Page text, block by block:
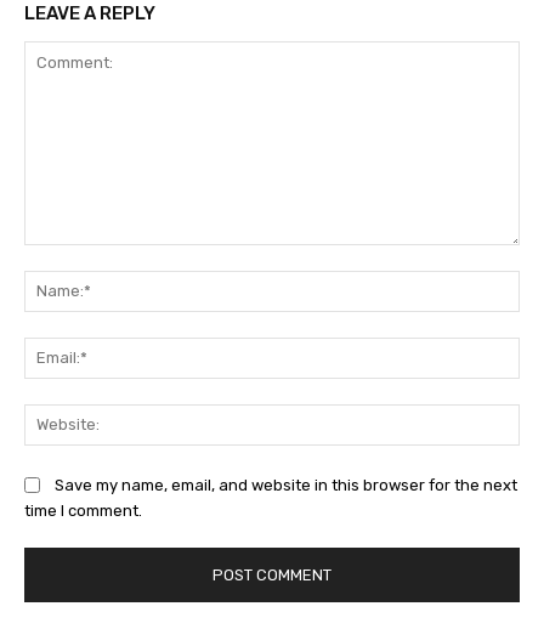
LEAVE A REPLY
Save my name, email, and website in this browser for the next
time I comment.